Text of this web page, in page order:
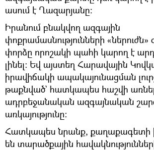
ասում է Ղազարյանը։
Իրանում բնակվող ազգային
փոքրամասնությունների «ներուժն»
փորձը որոշակի պահի կարող է
լինել։ Եվ այստեղ Հարավային
իրավիճակի ապակայունացման
թաքնված` հատկապես հաշվի
ադրբեջանական ազգայնական
առկայությունը։
Հատկապես նրանք, քաղաքագետի
են տարածքային